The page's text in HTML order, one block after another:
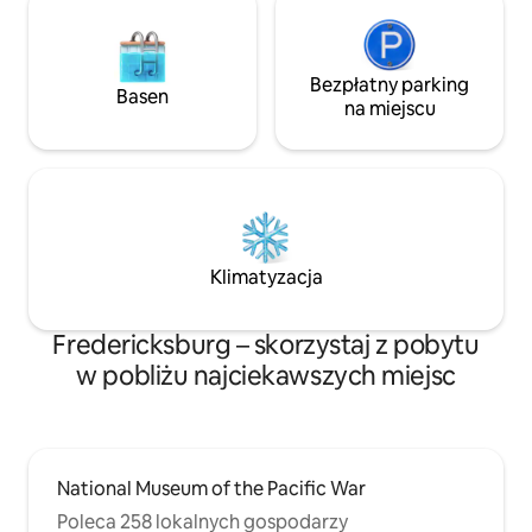
Basen
Bezpłatny parking
na miejscu
Klimatyzacja
Fredericksburg – skorzystaj z pobytu
w pobliżu najciekawszych miejsc
National Museum of the Pacific War
Poleca 258 lokalnych gospodarzy